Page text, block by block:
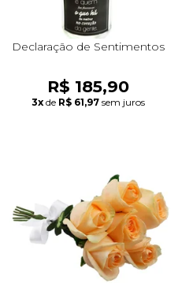
Declaração de Sentimentos
R$ 185,90
3x de R$ 61,97 sem juros